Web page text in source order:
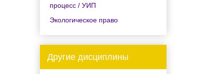
процесс / УИП
Экологическое право
Другие дисциплины